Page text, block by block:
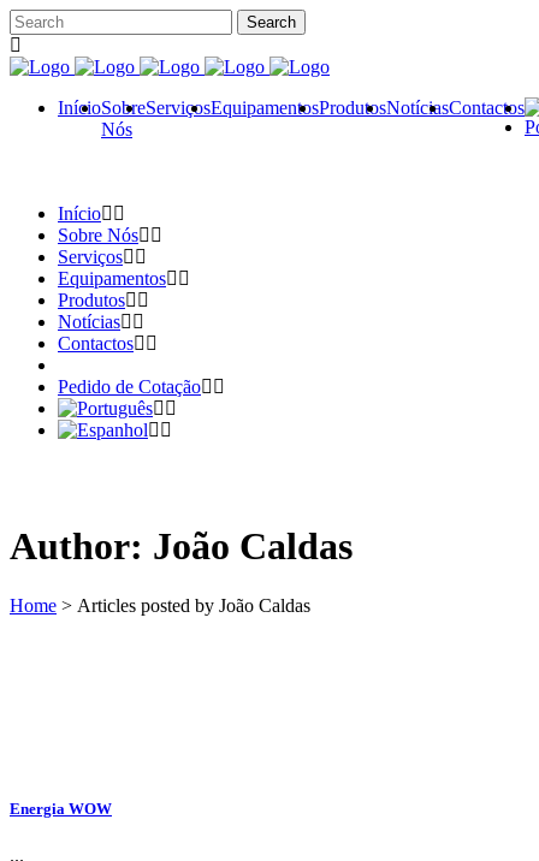
InícioSobre
Nós
ServiçosEquipamentosProdutosNotíciasContactos
Início
Sobre Nós
Serviços
Equipamentos
Produtos
Notícias
Contactos
Pedido de Cotação
Author: João Caldas
Home > Articles posted by João Caldas
Energia WOW
...